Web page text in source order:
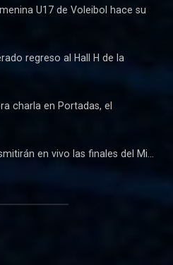
U17 de Voleibol hace su
regreso al Hall H de la
charla en Portadas, el
en vivo las finales del Mi...